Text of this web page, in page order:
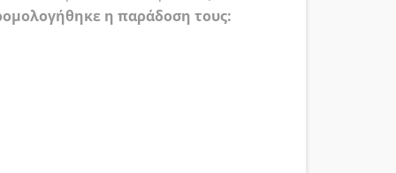
η παράδοση τους: